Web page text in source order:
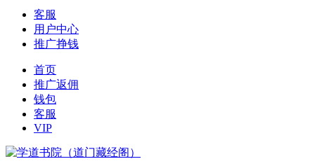
客服
用户中心
推广挣钱
首页
推广返佣
钱包
客服
VIP